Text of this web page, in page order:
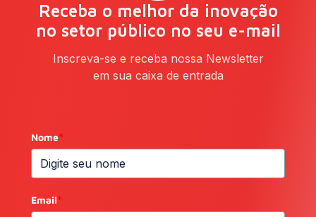
Receba o melhor da inovação
no setor público no seu e-mail
Inscreva-se e receba nossa Newsletter
em sua caixa de entrada
Nome*
Email*